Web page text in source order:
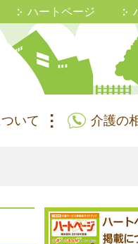
ハートページ
いて 介護の